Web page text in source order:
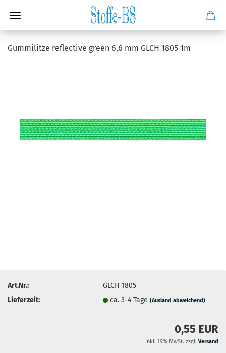
Gummilitze reflective green 6,6 mm GLCH 1805 1m
Art.Nr.:
GLCH 1805
Lieferzeit:
ca. 3-4 Tage(Ausland abweichend)
0,55 EUR
inkl. 19% MwSt. zzgl. Versand